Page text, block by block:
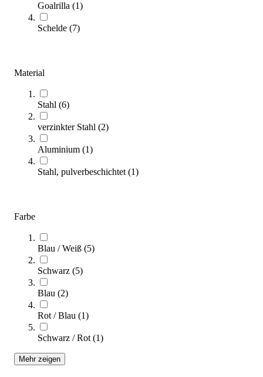
Goalrilla (1)
Schelde (7)
Material
Stahl (6)
verzinkter Stahl (2)
Aluminium (1)
Stahl, pulverbeschichtet (1)
Farbe
Blau / Weiß (5)
Schwarz (5)
Blau (2)
Rot / Blau (1)
Schwarz / Rot (1)
Mehr zeigen
Mobile Basketballanlagen
Artikel)
Aspekte zu mobilen Basketballanlagen für den Teamsport. So
finden Sie garantiert die passende Korbanlage für Ihre
Anforderungen.
Zum Ratgeber
Kategorien & Filter
Sortieren nach
Schelde® Basketballanlage SAM School 3x3
5.699,00 €
Zum Produkt
Längere Lieferzeit